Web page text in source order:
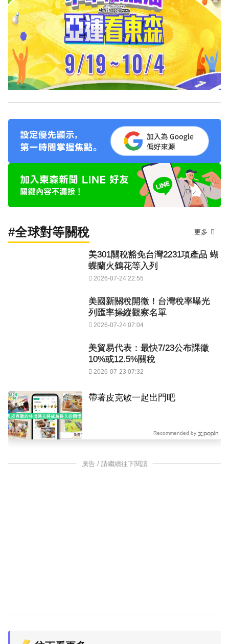
#全球對等關稅 更多
美301關稅豁免台灣2231項產品 蝴
蝶蘭火鶴花等入列
2026-07-24 22:55
美國新關稅開徵！台灣稅率曝光
列匯率操縱觀察名單
2026-07-24 07:04
美貿易代表：最快7/23公布課徵
10%或12.5%關稅
2026-07-23 07:32
帶著皮克敏一起出門吧
PR
Recommended by
廣告 / 請繼續往下閱讀